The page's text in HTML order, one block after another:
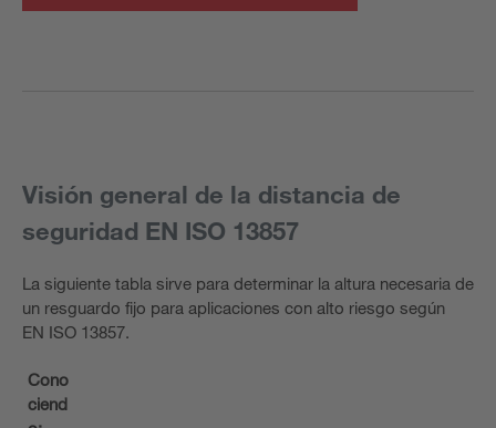
Visión general de la distancia de
seguridad EN ISO 13857
La siguiente tabla sirve para determinar la altura necesaria de
un resguardo fijo para aplicaciones con alto riesgo según
EN ISO 13857.
Cono
ciend